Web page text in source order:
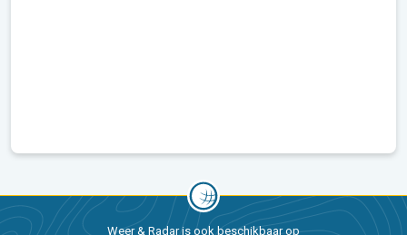
Weer & Radar is ook beschikbaar op